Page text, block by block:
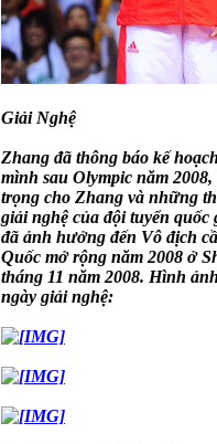
Giải Nghệ
Zhang đã thông báo kế
mình sau Olympic năm
trọng cho Zhang và những
giải nghệ của đội tuyển quốc
đã ảnh hưởng đến Vô địch
Quốc mở rộng năm 2008 ở
tháng 11 năm 2008. Hình
ngày giải nghệ: